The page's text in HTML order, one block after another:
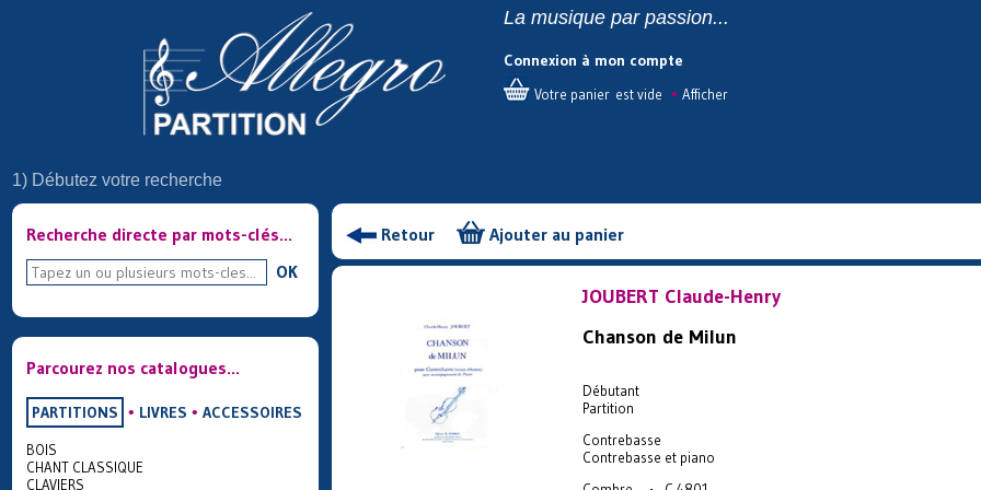
La musique par passion...
Connexion à mon compte
Votre panier est vide • Afficher
1) Débutez votre recherche
Recherche directe par mots-clés...
OK
Parcourez nos catalogues...
PARTITIONS • LIVRES • ACCESSOIRES
BOIS
CHANT CLASSIQUE
CLAVIERS
Retour Ajouter au panier
JOUBERT Claude-Henry
Chanson de Milun
Débutant
Partition
Contrebasse
Contrebasse et piano